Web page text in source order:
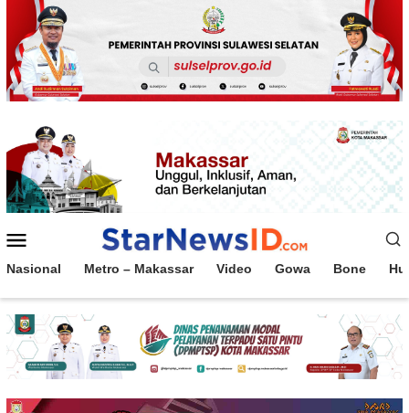
Loncat
konten
Mobile
Nasional Metro – Makassar Video Gowa Bone